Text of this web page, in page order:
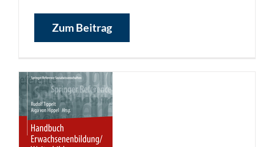
Zum Beitrag